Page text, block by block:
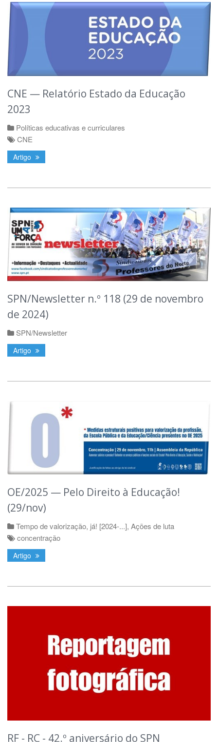
CNE — Relatório Estado da Educação
2023
Políticas educativas e curriculares
CNE
Artigo
SPN/Newsletter n.º 118 (29 de novembro
de 2024)
SPN/Newsletter
Artigo
OE/2025 — Pelo Direito à Educação!
(29/nov)
Tempo de valorização, já! [2024-...], Ações de luta
concentração
Artigo
RF - RC - 42.º aniversário do SPN